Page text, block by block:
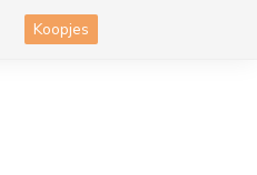
Koopjes